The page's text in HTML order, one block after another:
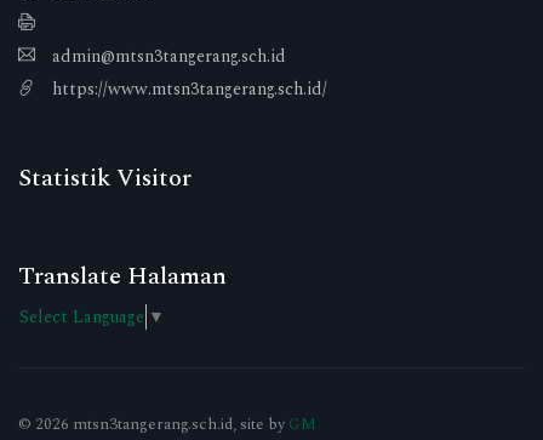
admin@mtsn3tangerang.sch.id
https://www.mtsn3tangerang.sch.id/
Statistik Visitor
Translate Halaman
Select Language ▼
© 2026 mtsn3tangerang.sch.id, site by GM